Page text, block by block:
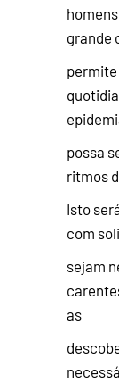
grande
permite
possa
ritmos
Isto
com
sejam
as